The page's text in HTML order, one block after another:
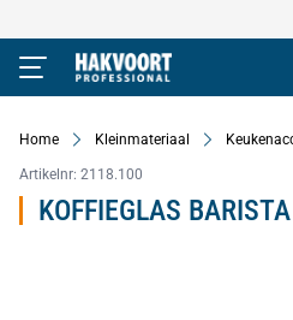
Ga naar de inhoud
Home Kleinmateriaal
Artikelnr: 2118.100
KOFFIEGLAS